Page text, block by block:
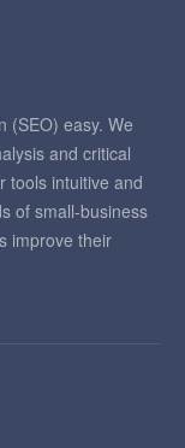
(SEO) easy. We
and critical
tools intuitive and
of small-business
improve their